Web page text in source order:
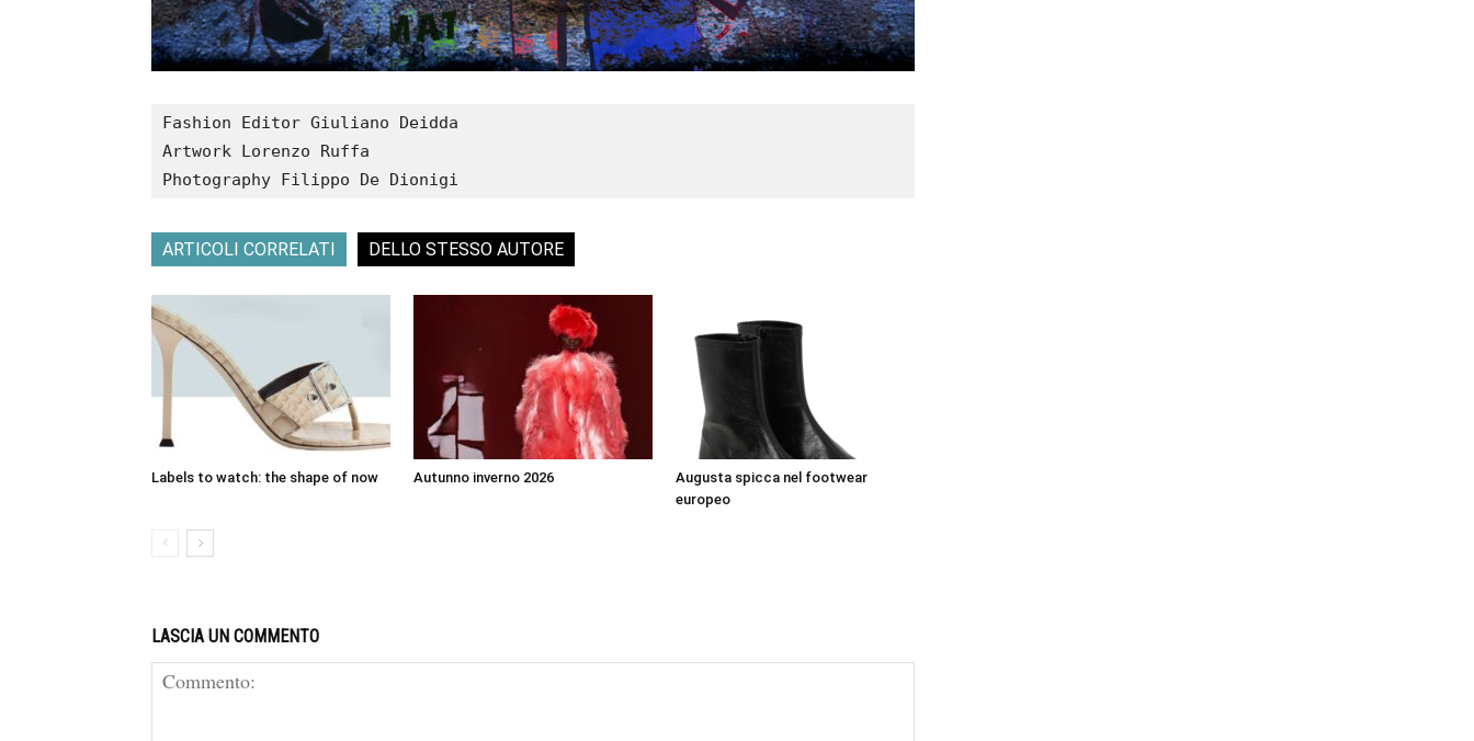
Fashion Editor Giuliano Deidda
Artwork Lorenzo Ruffa
ARTICOLI CORRELATI DELLO STESSO AUTORE
Labels to watch: the shape of now Autunno inverno 2026
Augusta spicca nel footwear
europeo
LASCIA UN COMMENTO